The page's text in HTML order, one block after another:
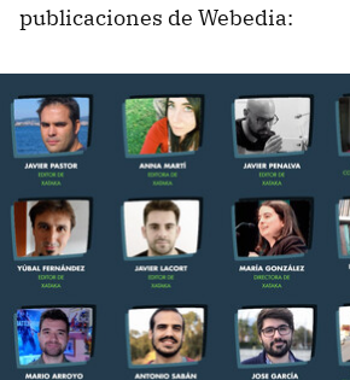
publicaciones de Webedia: